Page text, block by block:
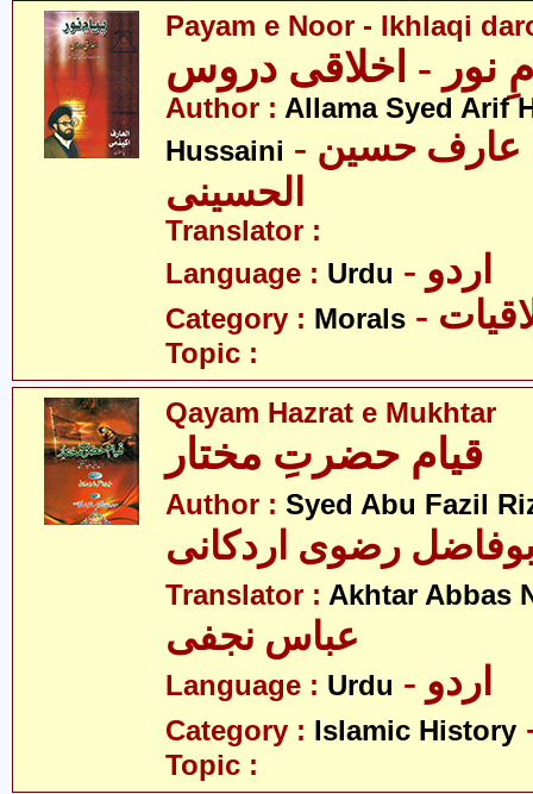
Payam e Noor - Ikhlaqi
نور - اخلاقی دروس
Author : Allama Syed Arif
Hussaini - علامہ سید عارف حسین
الحسینی
Translator :
Language : Urdu - اردو
Category : Morals
Topic :
Qayam Hazrat e Mukhtar
قیام حضرتِ مختار
Author : Syed Abu Fazil
رضوی اردکانی
Translator : Akhtar Abbas
عباس نجفی
Language : Urdu - اردو
Category : Islamic History
Topic :